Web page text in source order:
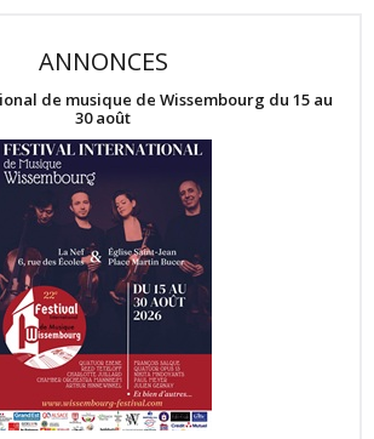
ANNONCES
de musique de Wissembourg du 15 au
30 août